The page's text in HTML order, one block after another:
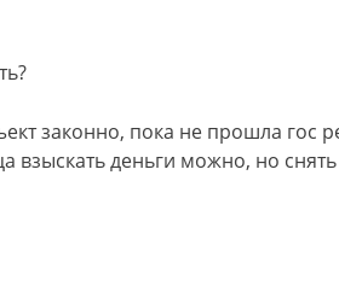
законно, пока не прошла гос
взыскать деньги можно, но снять